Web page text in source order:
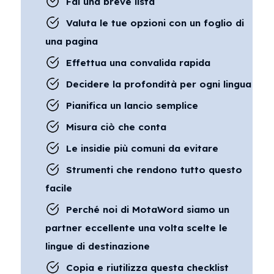
Valuta le tue opzioni con un foglio di
una pagina
Effettua una convalida rapida
Decidere la profondità per ogni lingua
Pianifica un lancio semplice
Misura ciò che conta
Le insidie più comuni da evitare
Strumenti che rendono tutto questo
facile
Perché noi di MotaWord siamo un
partner eccellente una volta scelte le
lingue di destinazione
Copia e riutilizza questa checklist